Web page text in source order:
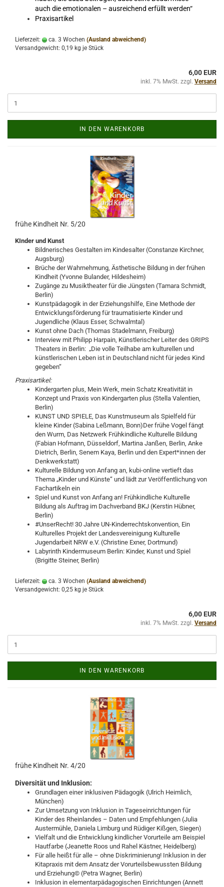
auch die emotionalen – ausreichend erfüllt werden“
Praxisartikel
Lieferzeit: ca. 3 Wochen (Ausland abweichend)
Versandgewicht: 0,19 kg je Stück
6,00 EUR
inkl. 7% MwSt. zzgl. Versand
IN DEN WARENKORB
frühe Kindheit Nr. 5/20
KInder und Kunst
Bildnerisches Gestalten im Kindesalter (Constanze Kirchner,
Augsburg)
Brüche der Wahrnehmung, Ästhetische Bildung in der frühen
Kindheit (Yvonne Bulander, Hildesheim)
Zugänge zu Musiktheater für die Jüngsten (Tamara Schmidt,
Berlin)
Kunstpädagogik in der Erziehungshilfe, Eine Methode der
Entwicklungsförderung für traumatisierte Kinder und
Jugendliche (Klaus Esser, Schwalmtal)
Kunst ohne Dach (Thomas Stadelmann, Freiburg)
Interview mit Philipp Harpain, Künstlerischer Leiter des GRIPS
Theaters in Berlin: „Die volle Teilhabe am kulturellen und
künstlerischen Leben ist in Deutschland nicht für jedes Kind
gegeben“
Praxisartikel:
Kindergarten plus, Mein Werk, mein Schatz Kreativität in
Konzept und Praxis von Kindergarten plus (Stella Valentien,
Berlin)
KUNST UND SPIELE, Das Kunstmuseum als Spielfeld für
kleine Kinder (Sabina Leßmann, Bonn)Der frühe Vogel fängt
den Wurm, Das Netzwerk Frühkindliche Kulturelle Bildung
(Fabian Hofmann, Düsseldorf, Martina Janßen, Berlin, Anke
Dietrich, Berlin, Senem Kaya, Berlin und den Expert*innen der
Denkwerkstatt)
Kulturelle Bildung von Anfang an, kubi-online vertieft das
Thema „Kinder und Künste“ und lädt zur Veröffentlichung von
Fachartikeln ein
Spiel und Kunst von Anfang an! Frühkindliche Kulturelle
Bildung als Auftrag im Dachverband BKJ (Kerstin Hübner,
Berlin)
#UnserRecht! 30 Jahre UN-Kinderrechtskonvention, Ein
Kulturelles Projekt der Landesvereinigung Kulturelle
Jugendarbeit NRW e.V. (Christine Exner, Dortmund)
Labyrinth Kindermuseum Berlin: Kinder, Kunst und Spiel
(Brigitte Steiner, Berlin)
Lieferzeit: ca. 3 Wochen (Ausland abweichend)
Versandgewicht: 0,25 kg je Stück
6,00 EUR
inkl. 7% MwSt. zzgl. Versand
IN DEN WARENKORB
frühe Kindheit Nr. 4/20
Diversität und Inklusion:
Grundlagen einer inklusiven Pädagogik (Ulrich Heimlich,
München)
Zur Umsetzung von Inklusion in Tageseinrichtungen für
Kinder des Rheinlandes – Daten und Empfehlungen (Julia
Austermühle, Daniela Limburg und Rüdiger Kißgen, Siegen)
Vielfalt und die Entwicklung kindlicher Vorurteile am Beispiel
Hautfarbe (Jeanette Roos und Rahel Kästner, Heidelberg)
Für alle heißt für alle – ohne Diskriminierung! Inklusion in der
Kitapraxis mit dem Ansatz der Vorurteilsbewussten Bildung
und Erziehung© (Petra Wagner, Berlin)
Inklusion in elementarpädagogischen Einrichtungen (Annett